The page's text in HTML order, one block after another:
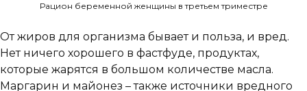
Рацион беременной женщины в третьем триместре
От жиров для организма бывает и польза, и вред.
Нет ничего хорошего в фастфуде, продуктах,
которые жарятся в большом количестве масла.
Маргарин и майонез – также источники вредного